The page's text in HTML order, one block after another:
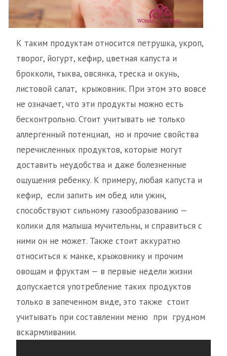
К таким продуктам относится петрушка, укроп,
творог, йогурт, кефир, цветная капуста и
брокколи, тыква, овсянка, треска и окунь,
листовой салат, крыжовник. При этом это вовсе
не означает, что эти продукты можно есть
бесконтрольно. Стоит учитывать не только
аллергенный потенциал, но и прочие свойства
перечисленных продуктов, которые могут
доставить неудобства и даже болезненные
ощущения ребенку. К примеру, любая капуста и
кефир, если запить им обед или ужин,
способствуют сильному газообразованию —
колики для малыша мучительны, и справиться с
ними он не может. Также стоит аккуратно
относиться к манке, крыжовнику и прочим
овощам и фруктам — в первые недели жизни
допускается употребление таких продуктов
только в запеченном виде, это также стоит
учитывать при составлении меню при грудном
вскармливании.